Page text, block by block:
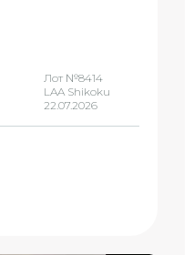
Лот №8414
LAA Shikoku
22.07.2026